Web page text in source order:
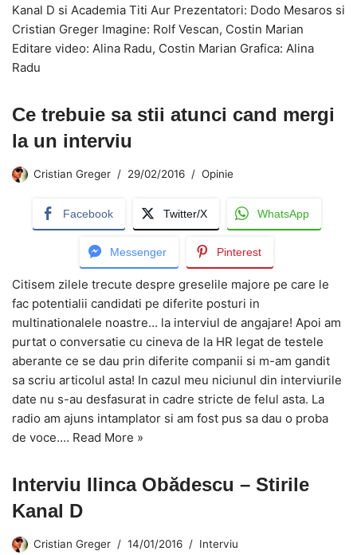
Kanal D si Academia Titi Aur Prezentatori: Dodo Mesaros si
Cristian Greger Imagine: Rolf Vescan, Costin Marian
Editare video: Alina Radu, Costin Marian Grafica: Alina
Radu
Ce trebuie sa stii atunci cand mergi
la un interviu
Cristian Greger 29/02/2016 Opinie
Facebook Twitter/X WhatsApp
Messenger Pinterest
Citisem zilele trecute despre greselile majore pe care le
fac potentialii candidati pe diferite posturi in
multinationalele noastre… la interviul de angajare! Apoi am
purtat o conversatie cu cineva de la HR legat de testele
aberante ce se dau prin diferite companii si m-am gandit
sa scriu articolul asta! In cazul meu niciunul din interviurile
date nu s-au desfasurat in cadre stricte de felul asta. La
radio am ajuns intamplator si am fost pus sa dau o proba
de voce.… Read More »
Interviu Ilinca Obădescu – Stirile
Kanal D
Cristian Greger 14/01/2016 Interviu